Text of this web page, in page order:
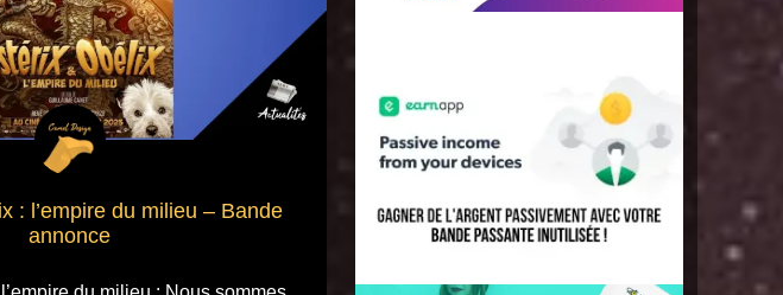
: l’empire du milieu – Bande
annonce